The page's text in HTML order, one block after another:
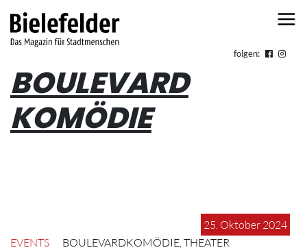
folgen:
BOULEVARD
KOMÖDIE
25. Oktober 2024
EVENTS
BOULEVARDKOMÖDIE,THEATER